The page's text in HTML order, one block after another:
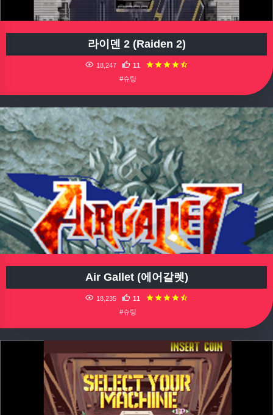
라이덴 2 (Raiden 2)
18,247
11
#슈팅
Air Gallet (에어갈렛)
18,235
11
#슈팅